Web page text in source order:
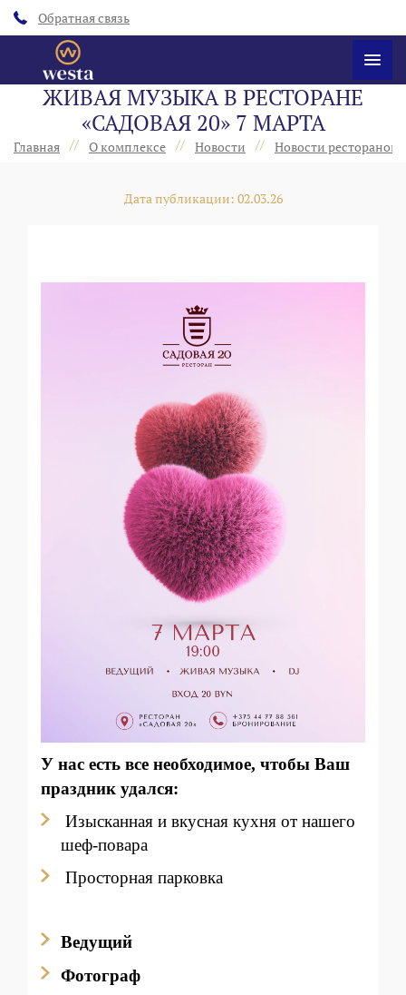
Обратная связь
ЖИВАЯ МУЗЫКА В РЕСТОРАНЕ
«САДОВАЯ 20» 7 МАРТА
Главная // О комплексе // Новости // Новости ресторанов
Дата публикации: 02.03.26
У нас есть все необходимое, чтобы Ваш
праздник удался:
Изысканная и вкусная кухня от нашего
шеф-повара
Просторная парковка
Ведущий
Фотограф